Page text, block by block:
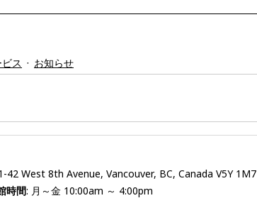
ス お知らせ
42 West 8th Avenue, Vancouver, BC, Canada V5Y 1M7
時間: 月～金 10:00am ～ 4:00pm